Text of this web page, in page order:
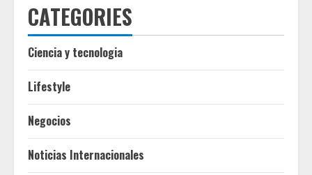
CATEGORIES
Ciencia y tecnologia
Lifestyle
Negocios
Noticias Internacionales